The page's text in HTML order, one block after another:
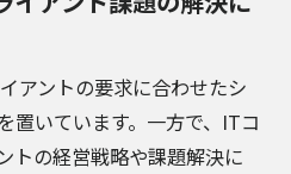
アントの要求に合わせたシ
置いています。一方で、ITコ
トの経営戦略や課題解決に